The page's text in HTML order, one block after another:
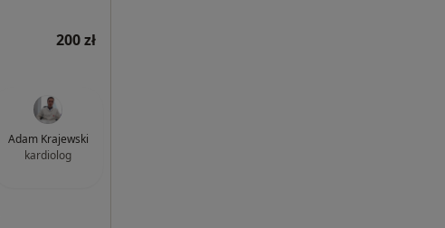
200 zł
Adam Krajewski
kardiolog